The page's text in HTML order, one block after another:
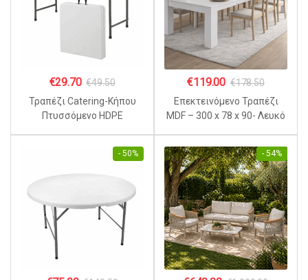
€29.70 €49.50
Τραπέζι Catering-Κήπου
Πτυσσόμενο HDPE
Ρυθμιζόμενο Ύψος Λευκό
€119.00 €178.50
Επεκτεινόμενο Τραπέζι
MDF – 300 x 78 x 90- Λευκό
- 50% - 54%